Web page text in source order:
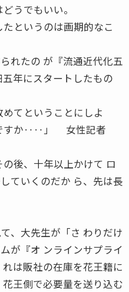
うでもいい。
というのは画期的なこ
れたの が『流通近代化五
年にスタートしたもの
てということにしよ
すか‥‥」 女性記者
後、十年以上かけて ロ
ていくのだか ら、先は長
、大先生が「さ わりだけ
が『オ ンラインサプライ
は販社の在庫を花王籍に
王側で必要量を送り込む